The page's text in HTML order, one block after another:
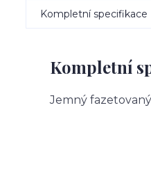
Kompletní specifikace
Kompletní
Jemný